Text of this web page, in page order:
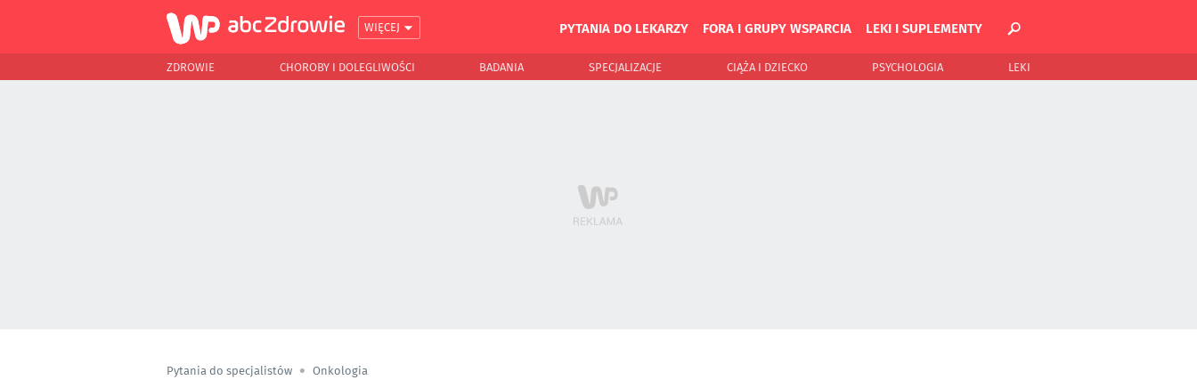
WIĘCEJ PYTANIA DO LEKARZY FORA I GRUPY WSPARCIA LEKI I SUPLEMENTY
ZDROWIE CHOROBY I DOLEGLIWOŚCI BADANIA SPECJALIZACJE CIĄŻA I DZIECKO PSYCHOLOGIA LEKI
Pytania do specjalistów Onkologia